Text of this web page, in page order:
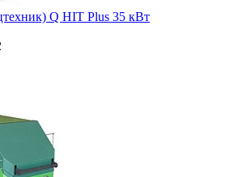
Q HIT Plus 35 кВт